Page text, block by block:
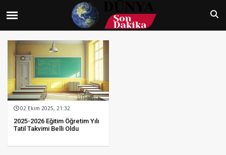
02 Ekim 2025, 21:32
2025-2026 Eğitim Öğretim Yılı
Tatil Takvimi Belli Oldu